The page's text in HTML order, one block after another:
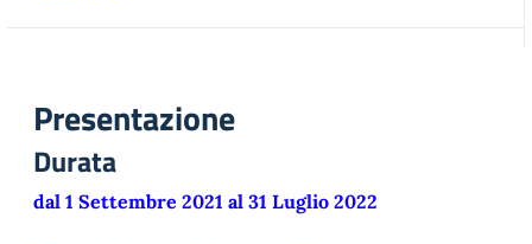
Presentazione
Durata
dal 1 Settembre 2021 al 31 Luglio 2022